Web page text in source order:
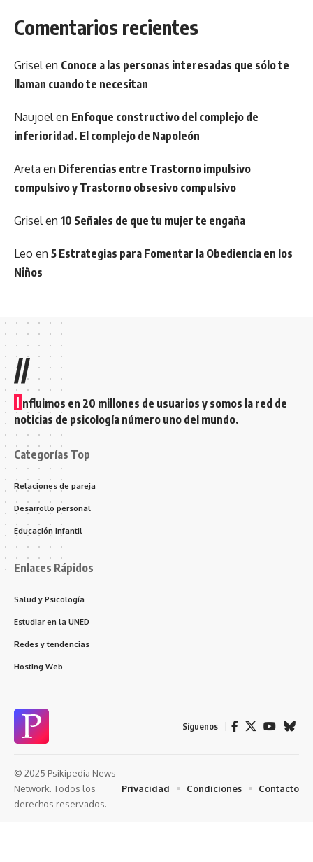
Comentarios recientes
Griselen Conoce a las personas interesadas que sólo te
llaman cuando te necesitan
Naujoëlen Enfoque constructivo del complejo de
inferioridad. El complejo de Napoleón
Areta en Diferencias entre Trastorno impulsivo
compulsivo y Trastorno obsesivo compulsivo
Griselen 10 Señales de que tu mujer te engaña
Leo en 5 Estrategias para Fomentar la Obediencia en los
Niños
//
I nfluimos en 20 millones de usuarios y somos la red de
noticias de psicología número uno del mundo.
Categorías Top
Relaciones de pareja
Desarrollo personal
Educación infantil
Enlaces Rápidos
Salud y Psicología
Estudiar en la UNED
Redes y tendencias
Hosting Web
Síguenos
© 2025 Psikipedia News
Network. Todos los
derechos reservados.
Privacidad Condiciones Contacto